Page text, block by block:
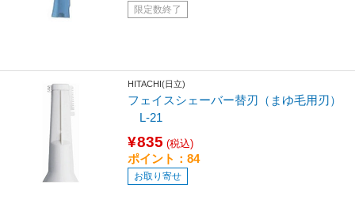
限定数終了
HITACHI(日立)
フェイスシェーバー替刃（まゆ毛用刃）
L-21
¥835 (税込)
ポイント：84
お取り寄せ